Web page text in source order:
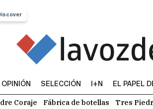
OPINIÓN SELECCIÓN I+N EL PAPEL
Coraje Fábrica de botellas Tres